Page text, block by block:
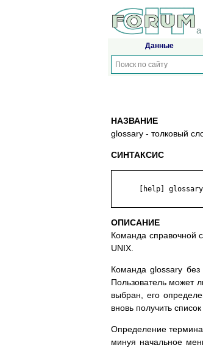
Данные
НАЗВАНИЕ
glossary - толковый
СИНТАКСИС
[help] glossary
ОПИСАНИЕ
Команда справочной
UNIX.
Команда glossary без
Пользователь может
выбран, его
вновь получить
Определение
минуя начальное